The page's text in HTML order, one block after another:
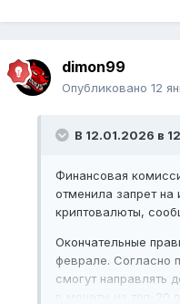
dimon99
Опубликовано 12
В 12.01.2026 в
Финансовая
отменила запрет на
криптовалюты,
Окончательные
феврале. Согласно
смогут направлять
в монеты из топ-20